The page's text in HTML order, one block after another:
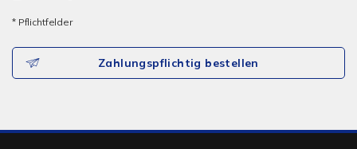
* Pflichtfelder
Zahlungspflichtig bestellen